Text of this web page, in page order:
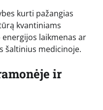
kurti pažangias
kvantiniams
laikmenas ar
šaltinius medicinoje.
ir